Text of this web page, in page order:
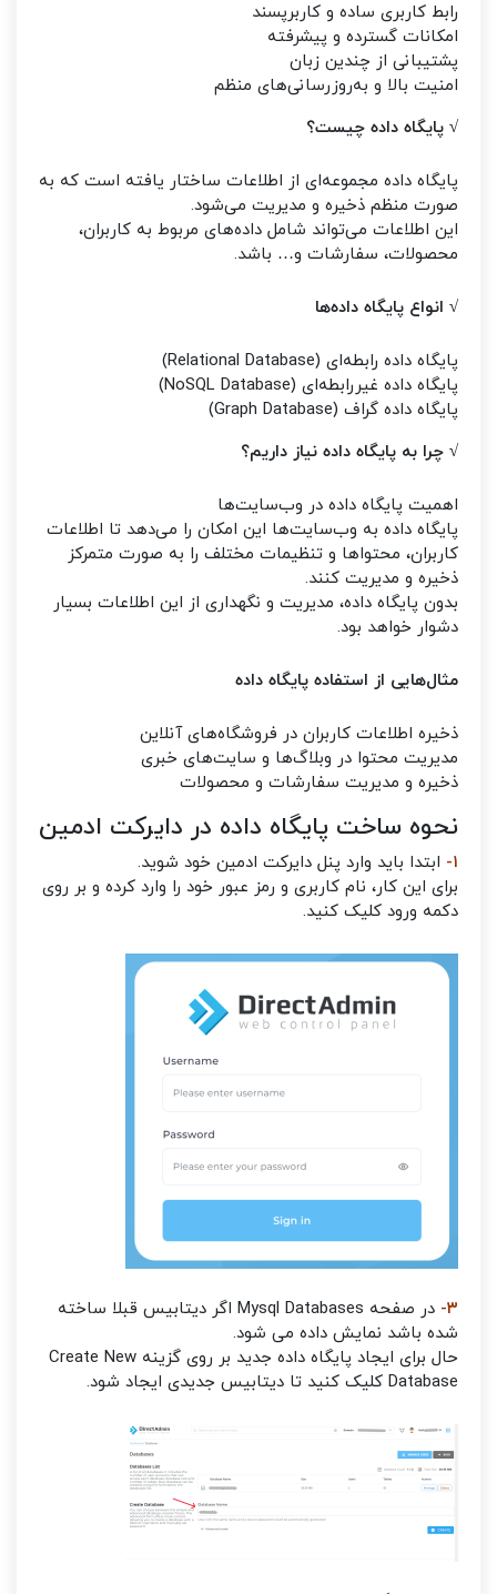
رابط کاربری ساده و کاربرپسند
امکانات گسترده و پیشرفته
پشتیبانی از چندین زبان
امنیت بالا و به‌روزرسانی‌های منظم
√ پایگاه داده چیست؟
پایگاه داده مجموعه‌ای از اطلاعات ساختار یافته است که به
صورت منظم ذخیره و مدیریت می‌شود.
این اطلاعات می‌تواند شامل داده‌های مربوط به کاربران،
محصولات، سفارشات و… باشد.
√ انواع پایگاه داده‌ها
پایگاه داده رابطه‌ای (Relational Database)
پایگاه داده غیررابطه‌ای (NoSQL Database)
پایگاه داده گراف (Graph Database)
√ چرا به پایگاه داده نیاز داریم؟
اهمیت پایگاه داده در وب‌سایت‌ها
پایگاه داده به وب‌سایت‌ها این امکان را می‌دهد تا اطلاعات
کاربران، محتواها و تنظیمات مختلف را به صورت متمرکز
ذخیره و مدیریت کنند.
بدون پایگاه داده، مدیریت و نگهداری از این اطلاعات بسیار
دشوار خواهد بود.
مثال‌هایی از استفاده پایگاه داده
ذخیره اطلاعات کاربران در فروشگاه‌های آنلاین
مدیریت محتوا در وبلاگ‌ها و سایت‌های خبری
ذخیره و مدیریت سفارشات و محصولات
نحوه ساخت پایگاه داده در دایرکت ادمین
۱-
ابتدا باید وارد پنل دایرکت ادمین خود شوید.
برای این کار، نام کاربری و رمز عبور خود را وارد کرده و بر روی
دکمه ورود کلیک کنید.
۳-
در صفحه Mysql Databases اگر دیتابیس قبلا ساخته
شده باشد نمایش داده می شود.
حال برای ایجاد پایگاه داده جدید بر روی گزینه Create New
Database کلیک کنید تا دیتابیس جدیدی ایجاد شود.